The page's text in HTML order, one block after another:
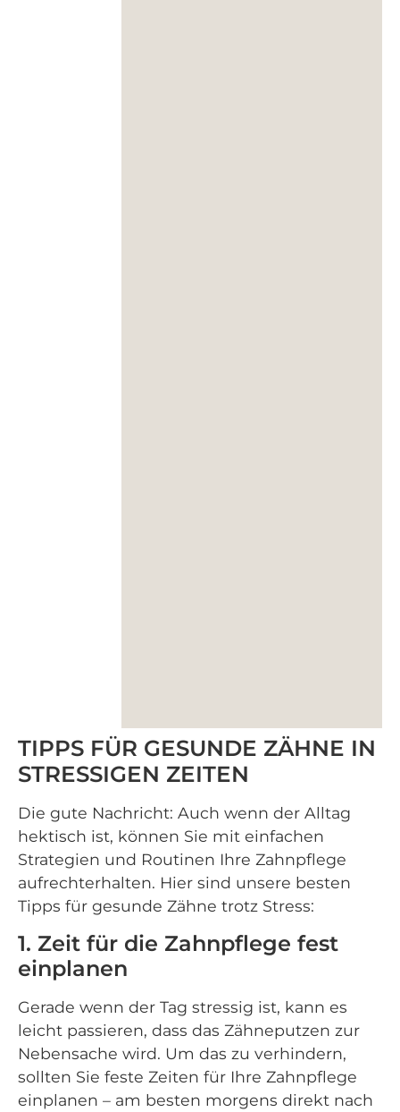
TIPPS FÜR GESUNDE ZÄHNE IN
STRESSIGEN ZEITEN
Die gute Nachricht: Auch wenn der Alltag
hektisch ist, können Sie mit einfachen
Strategien und Routinen Ihre Zahnpflege
aufrechterhalten. Hier sind unsere besten
Tipps für gesunde Zähne trotz Stress:
1. Zeit für die Zahnpflege fest
einplanen
Gerade wenn der Tag stressig ist, kann es
leicht passieren, dass das Zähneputzen zur
Nebensache wird. Um das zu verhindern,
sollten Sie feste Zeiten für Ihre Zahnpflege
einplanen – am besten morgens direkt nach